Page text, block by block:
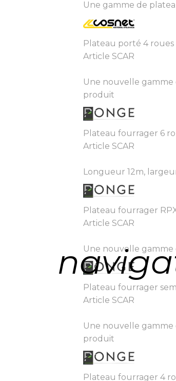
Une gamme de
Plateau porté 4 roues
Article SCAR
Une nouvelle
produit
Plateau fourrager 6
Article SCAR
Longueur 12m,
Plateau fourrager
Article SCAR
Une nouvelle gamme
Plateau fourrager
Article SCAR
Une nouvelle
produit
Plateau fourrager 4